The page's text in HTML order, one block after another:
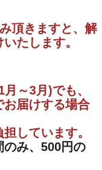
頂きますと、解
たします。
～3月)でも、
お届けする場合
しています。
のみ、500円の